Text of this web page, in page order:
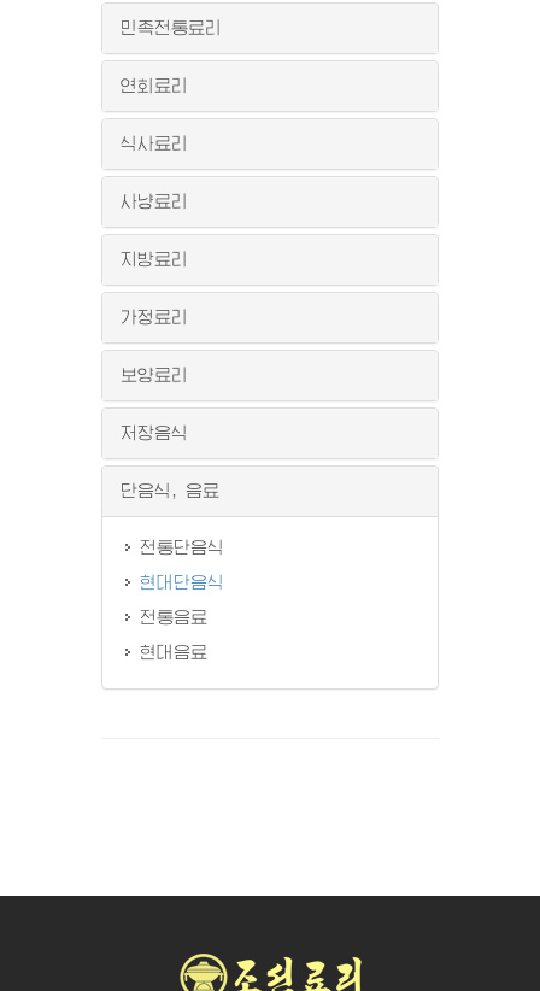
민족전통료리
연회료리
식사료리
사냥료리
지방료리
가정료리
보양료리
저장음식
단음식, 음료
전통단음식
현대단음식
전통음료
현대음료